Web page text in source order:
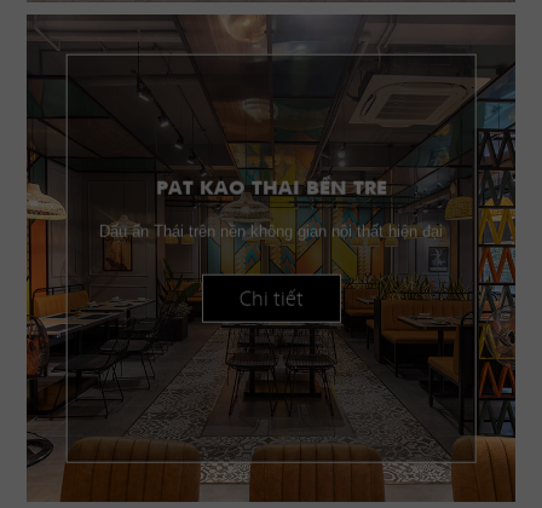
PAT KAO THAI BẾN TRE
Dấu ấn Thái trên nền không gian nội thất hiện đại
Chi tiết